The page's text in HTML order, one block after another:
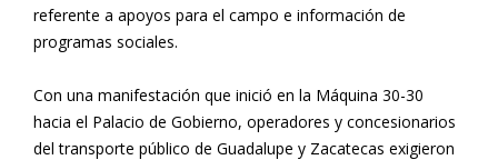
referente a apoyos para el campo e información de
programas sociales.
Con una manifestación que inició en la Máquina 30-30
hacia el Palacio de Gobierno, operadores y concesionarios
del transporte público de Guadalupe y Zacatecas exigieron